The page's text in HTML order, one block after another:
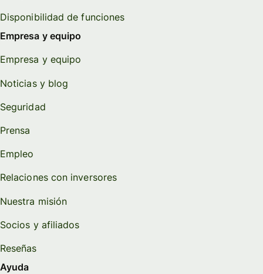
Disponibilidad de funciones
Empresa y equipo
Empresa y equipo
Noticias y blog
Seguridad
Prensa
Empleo
Relaciones con inversores
Nuestra misión
Socios y afiliados
Reseñas
Ayuda